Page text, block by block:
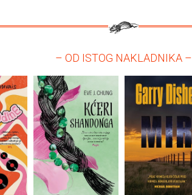
– OD ISTOG NAKLADNIKA –